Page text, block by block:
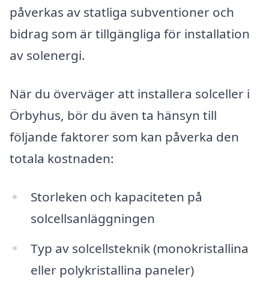
påverkas av statliga subventioner och
bidrag som är tillgängliga för installation
av solenergi.
När du överväger att installera solceller i
Örbyhus, bör du även ta hänsyn till
följande faktorer som kan påverka den
totala kostnaden:
Storleken och kapaciteten på
solcellsanläggningen
Typ av solcellsteknik (monokristallina
eller polykristallina paneler)